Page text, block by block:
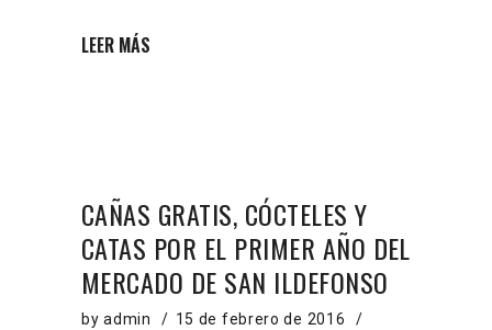
LEER MÁS
CAÑAS GRATIS, CÓCTELES Y
CATAS POR EL PRIMER AÑO DEL
MERCADO DE SAN ILDEFONSO
byadmin
15 de febrero de 2016